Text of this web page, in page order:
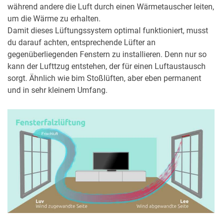
während andere die Luft durch einen Wärmetauscher leiten,
um die Wärme zu erhalten.
Damit dieses Lüftungssystem optimal funktioniert, musst
du darauf achten, entsprechende Lüfter an
gegenüberliegenden Fenstern zu installieren. Denn nur so
kann der Lufttzug entstehen, der für einen Luftaustausch
sorgt. Ähnlich wie bim Stoßlüften, aber eben permanent
und in sehr kleinem Umfang.